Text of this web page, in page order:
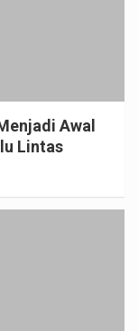
Awal
Lintas